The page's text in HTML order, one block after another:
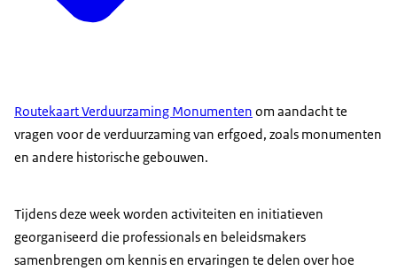
Routekaart Verduurzaming Monumenten om aandacht te
vragen voor de verduurzaming van erfgoed, zoals monumenten
en andere historische gebouwen.
Tijdens deze week worden activiteiten en initiatieven
georganiseerd die professionals en beleidsmakers
samenbrengen om kennis en ervaringen te delen over hoe